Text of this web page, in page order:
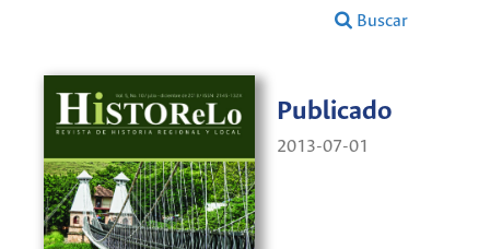
Buscar
Publicado
2013-07-01